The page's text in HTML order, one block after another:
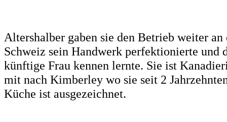
Altershalber gaben sie den Betrieb weiter
Schweiz sein Handwerk perfektionierte und
künftige Frau kennen lernte. Sie ist
mit nach Kimberley wo sie seit 2
Küche ist ausgezeichnet.